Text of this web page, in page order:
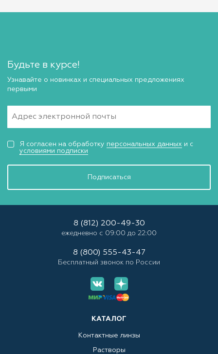
Будьте в курсе!
Узнавайте о новинках и специальных предложениях
первыми
Подписаться
Я согласен на обработку персональных данных и с
условиями подписки
КАТАЛОГ
Контактные линзы
Растворы
8 (812) 200-49-30
ежедневно с 09:00 до 22:00
8 (800) 555-43-47
Бесплатный звонок по России